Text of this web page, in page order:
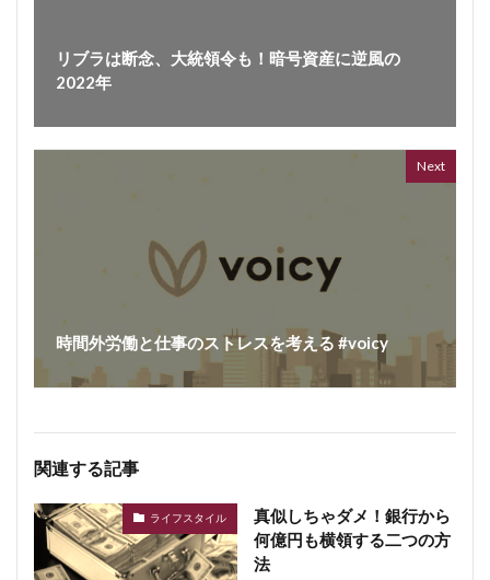
リブラは断念、大統領令も！暗号資産に逆風の
2022年
Next
時間外労働と仕事のストレスを考える #voicy
関連する記事
ライフスタイル
真似しちゃダメ！銀行から
何億円も横領する二つの方
法